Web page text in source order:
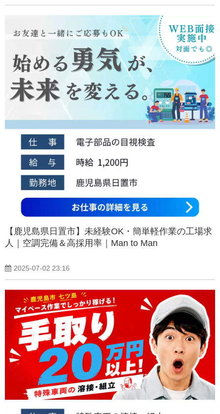
【鹿児島県日置市】未経験OK・簡単軽作業の工場求
人｜空調完備＆高採用率｜Man to Man
2025-07-02 23:16